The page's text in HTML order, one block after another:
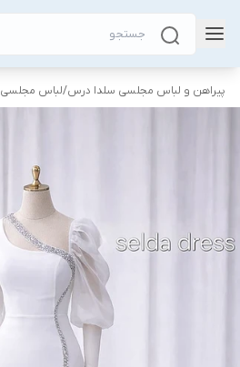
پیراهن و لباس مجلسی سلدا درس/لباس مجلسی